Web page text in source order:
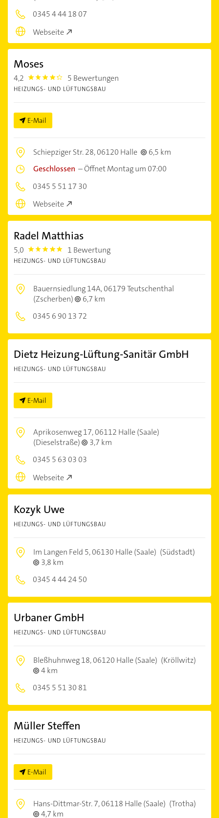
0345 4 44 18 07
Webseite
Moses
4,2 4.2000003 5 Bewertungen
HEIZUNGS- UND LÜFTUNGSBAU
E-Mail
Schiepziger Str. 28,06120 Halle
6,5 km
Geschlossen –Öffnet Montag um 07:00
0345 5 51 17 30
Webseite
Radel Matthias
5,0 5.0 1 Bewertung
HEIZUNGS- UND LÜFTUNGSBAU
Bauernsiedlung 14A,06179 Teutschenthal
(Zscherben)
6,7 km
0345 6 90 13 72
Dietz Heizung-Lüftung-Sanitär GmbH
HEIZUNGS- UND LÜFTUNGSBAU
E-Mail
Aprikosenweg 17,06112 Halle (Saale)
(Dieselstraße)
3,7 km
0345 5 63 03 03
Webseite
Kozyk Uwe
HEIZUNGS- UND LÜFTUNGSBAU
Im Langen Feld 5,06130 Halle (Saale) (Südstadt)
3,8 km
0345 4 44 24 50
Urbaner GmbH
HEIZUNGS- UND LÜFTUNGSBAU
Bleßhuhnweg 18,06120 Halle (Saale) (Kröllwitz)
4 km
0345 5 51 30 81
Müller Steffen
HEIZUNGS- UND LÜFTUNGSBAU
E-Mail
Hans-Dittmar-Str. 7,06118 Halle (Saale) (Trotha)
4,7 km